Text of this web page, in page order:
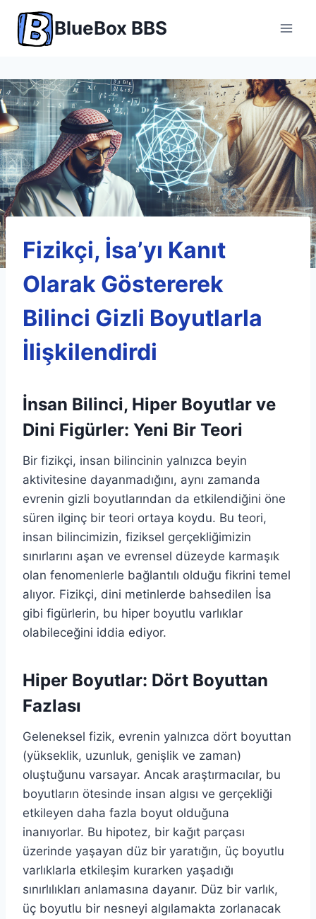
content
BlueBox BBS
Fizikçi, İsa’yı Kanıt
Olarak Göstererek
Bilinci Gizli Boyutlarla
İlişkilendirdi
İnsan Bilinci, Hiper Boyutlar ve
Dini Figürler: Yeni Bir Teori
Bir fizikçi, insan bilincinin yalnızca beyin
aktivitesine dayanmadığını, aynı zamanda
evrenin gizli boyutlarından da etkilendiğini öne
süren ilginç bir teori ortaya koydu. Bu teori,
insan bilincimizin, fiziksel gerçekliğimizin
sınırlarını aşan ve evrensel düzeyde karmaşık
olan fenomenlerle bağlantılı olduğu fikrini temel
alıyor. Fizikçi, dini metinlerde bahsedilen İsa
gibi figürlerin, bu hiper boyutlu varlıklar
olabileceğini iddia ediyor.
Hiper Boyutlar: Dört Boyuttan
Fazlası
Geleneksel fizik, evrenin yalnızca dört boyuttan
(yükseklik, uzunluk, genişlik ve zaman)
oluştuğunu varsayar. Ancak araştırmacılar, bu
boyutların ötesinde insan algısı ve gerçekliği
etkileyen daha fazla boyut olduğuna
inanıyorlar. Bu hipotez, bir kağıt parçası
üzerinde yaşayan düz bir yaratığın, üç boyutlu
varlıklarla etkileşim kurarken yaşadığı
sınırlılıkları anlamasına dayanır. Düz bir varlık,
üç boyutlu bir nesneyi algılamakta zorlanacak